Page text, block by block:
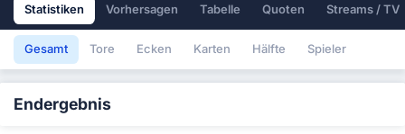
Statistiken Vorhersagen Tabelle Quoten Streams / TV
Gesamt Tore Ecken Karten Hälfte Spieler
Endergebnis